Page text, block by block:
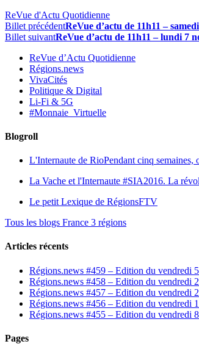
ReVue d'Actu Quotidienne
Billet précédentReVue d’actu de 11h11 –
Billet suivantReVue d’actu de 11h11 – lundi 7
ReVue d’Actu Quotidienne
Régions.news
VivaCités
Politique & Digital
Li-Fi & 5G
#Monnaie_Virtuelle
Blogroll
L'Internaute de RioPendant cinq semaines,
La Vache et l'Internaute #SIA2016. La
Le petit Lexique de RégionsFTV
Tous les blogs France 3 régions
Articles récents
Régions.news #459 – Edition du vendredi
Régions.news #458 – Edition du vendredi
Régions.news #457 – Edition du vendredi
Régions.news #456 – Edition du vendredi
Régions.news #455 – Edition du vendredi
Pages